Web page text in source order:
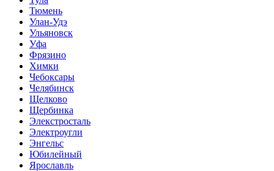
Тюмень
Улан-Удэ
Ульяновск
Уфа
Фрязино
Химки
Чебоксары
Челябинск
Щелково
Щербинка
Элекстросталь
Электроугли
Энгельс
Юбилейный
Ярославль